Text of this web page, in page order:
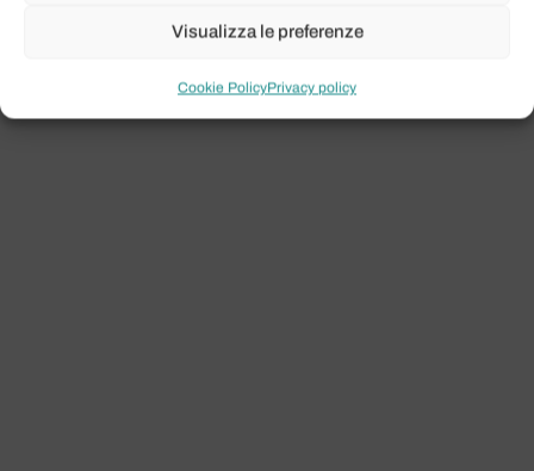
Visualizza le preferenze
Cookie PolicyPrivacy policy